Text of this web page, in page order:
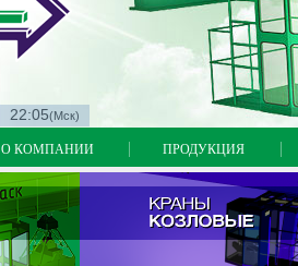
22:05(Мск)
О КОМПАНИИ ПРОДУКЦИЯ